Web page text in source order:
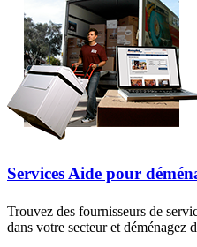
Services Aide pour
Trouvez des fournisseurs de
dans votre secteur et déménagez